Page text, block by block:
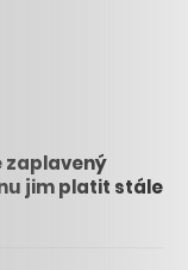
zaplavený
jim platit stále